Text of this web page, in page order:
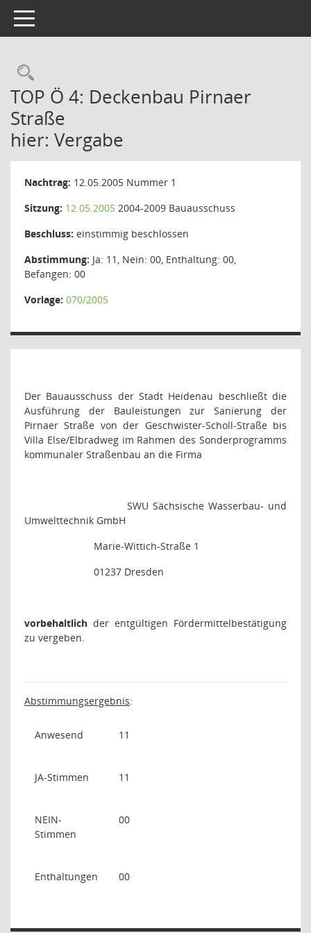
Toggle navigation
Rechercheauswahl
TOP Ö 4: Deckenbau Pirnaer
Straße
hier: Vergabe
Nachtrag: 12.05.2005 Nummer 1
Sitzung: 12.05.2005 2004-2009 Bauausschuss
Beschluss: einstimmig beschlossen
Abstimmung: Ja: 11, Nein: 00, Enthaltung: 00,
Befangen: 00
Vorlage: 070/2005
Der Bauausschuss der Stadt Heidenau beschließt die
Ausführung der Bauleistungen zur Sanierung der
Pirnaer Straße von der Geschwister-Scholl-Straße bis
Villa Else/Elbradweg im Rahmen des Sonderprogramms
kommunaler Straßenbau an die Firma
SWU Sächsische Wasserbau- und
Umwelttechnik GmbH
Marie-Wittich-Straße 1
01237 Dresden
vorbehaltlich der entgültigen Fördermittelbestätigung
zu vergeben.
Abstimmungsergebnis:
Anwesend 11
JA-Stimmen 11
NEIN-
Stimmen
00
Enthaltungen 00